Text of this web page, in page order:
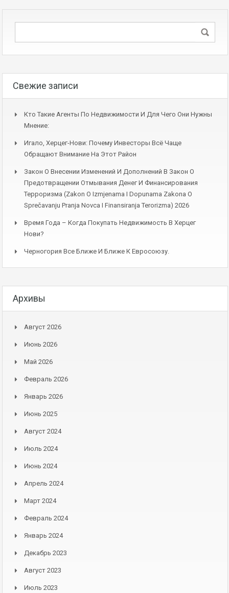
Свежие записи
Кто Такие Агенты По Недвижимости И Для Чего Они Нужны
Мнение:
Игало, Херцег-Нови: Почему Инвесторы Всё Чаще
Обращают Внимание На Этот Район
Закон О Внесении Изменений И Дополнений В Закон О
Предотвращении Отмывания Денег И Финансирования
Терроризма (Zakon O Izmjenama I Dopunama Zakona O
Sprečavanju Pranja Novca I Finansiranja Terorizma) 2026
Время Года – Когда Покупать Недвижимость В Херцег
Нови?
Черногория Все Ближе И Ближе К Евросоюзу.
Архивы
Август 2026
Июнь 2026
Май 2026
Февраль 2026
Январь 2026
Июнь 2025
Август 2024
Июль 2024
Июнь 2024
Апрель 2024
Март 2024
Февраль 2024
Январь 2024
Декабрь 2023
Август 2023
Июль 2023